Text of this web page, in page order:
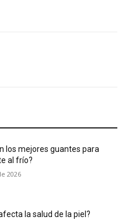
los mejores guantes para
al frío?
2026
la salud de la piel?